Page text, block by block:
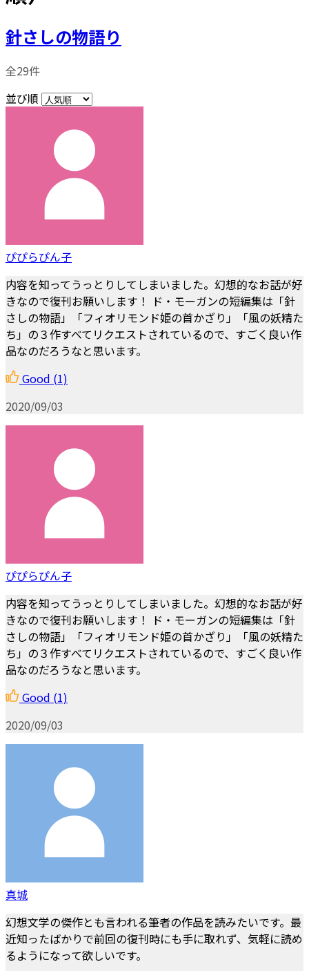
針さしの物語り
全29件
並び順
ぴぴらぴん子
内容を知ってうっとりしてしまいました。幻想的なお話が好
きなので復刊お願いします！ ド・モーガンの短編集は「針
さしの物語」「フィオリモンド姫の首かざり」「風の妖精た
ち」の３作すべてリクエストされているので、すごく良い作
品なのだろうなと思います。
Good (1)
2020/09/03
ぴぴらぴん子
内容を知ってうっとりしてしまいました。幻想的なお話が好
きなので復刊お願いします！ ド・モーガンの短編集は「針
さしの物語」「フィオリモンド姫の首かざり」「風の妖精た
ち」の３作すべてリクエストされているので、すごく良い作
品なのだろうなと思います。
Good (1)
2020/09/03
真城
幻想文学の傑作とも言われる筆者の作品を読みたいです。最
近知ったばかりで前回の復刊時にも手に取れず、気軽に読め
るようになって欲しいです。